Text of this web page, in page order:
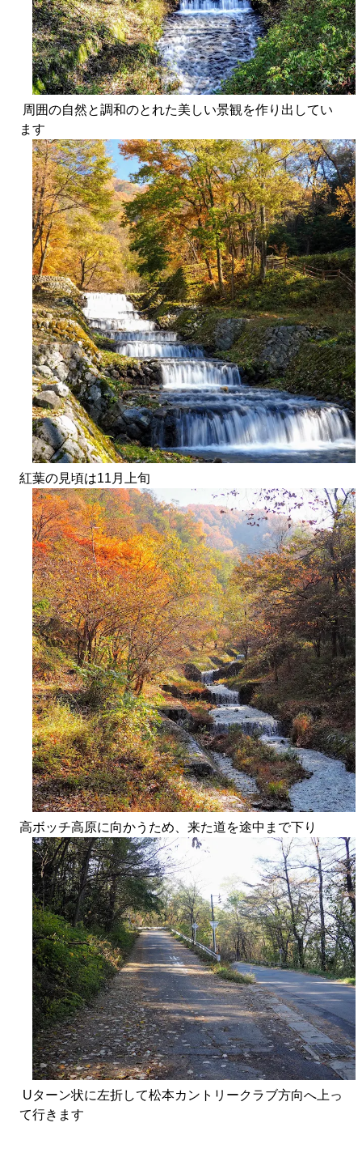
周囲の自然と調和のとれた美しい景観を作り出してい
ます
紅葉の見頃は11月上旬
高ボッチ高原に向かうため、来た道を途中まで下り
Uターン状に左折して松本カントリークラブ方向へ上っ
て行きます